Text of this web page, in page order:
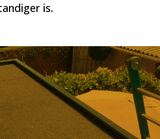
is.